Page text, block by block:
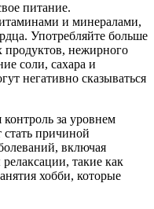
питание.
и минералами,
Употребляйте больше
продуктов, нежирного
соли, сахара и
негативно сказываться
за уровнем
стать причиной
включая
такие как
хобби, которые